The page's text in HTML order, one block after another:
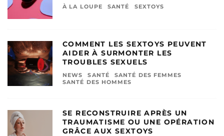
À LA LOUPE SANTÉ SEXTOYS
COMMENT LES SEXTOYS PEUVENT
AIDER À SURMONTER LES
TROUBLES SEXUELS
NEWS SANTÉ
SANTÉ DES FEMMES
SANTÉ DES HOMMES
SE RECONSTRUIRE APRÈS UN
TRAUMATISME OU UNE OPÉRATION
GRÂCE AUX SEXTOYS